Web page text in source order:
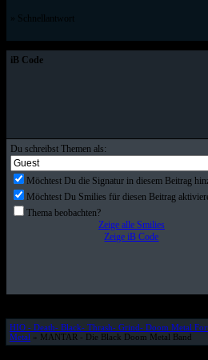
» Schnellantwort
iB Code
Du schreibst Themen als:
Möchtest Du die Signatur in diesem Beitrag
Möchtest Du Smilies für diesen Beitrag
Thema beobachten?
Zeige alle Smilies
Zeige iB Code
HIO - Death- Black- Thrash- Grind- Doom Metal
Metal » MANTAR - Die Black Doom Metal Band